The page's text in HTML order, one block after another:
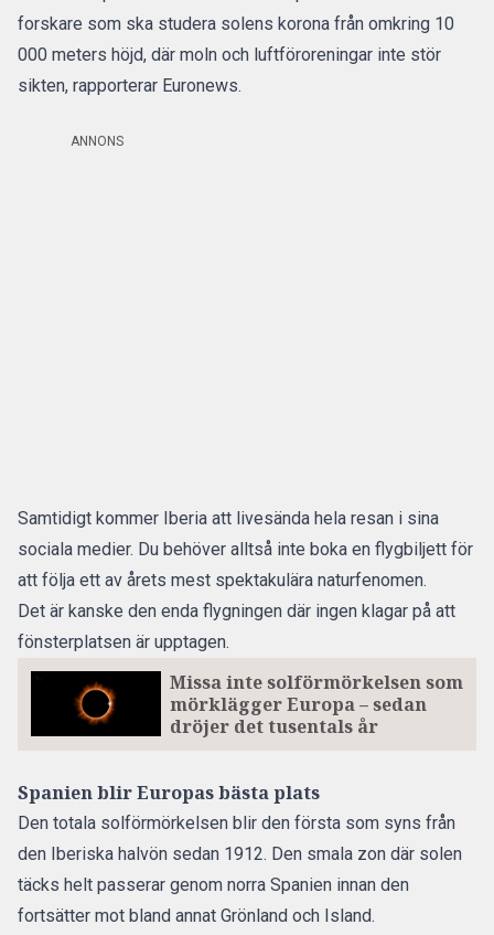
forskare som ska studera solens korona från omkring 10
000 meters höjd, där moln och luftföroreningar inte stör
sikten, rapporterar Euronews.
ANNONS
Samtidigt kommer Iberia att livesända hela resan i sina
sociala medier. Du behöver alltså inte boka en flygbiljett för
att följa ett av årets mest spektakulära naturfenomen.
Det är kanske den enda flygningen där ingen klagar på att
fönsterplatsen är upptagen.
Missa inte solförmörkelsen som
mörklägger Europa – sedan
dröjer det tusentals år
Spanien blir Europas bästa plats
Den totala solförmörkelsen blir den första som syns från
den Iberiska halvön sedan 1912. Den smala zon där solen
täcks helt passerar genom norra Spanien innan den
fortsätter mot bland annat Grönland och Island.